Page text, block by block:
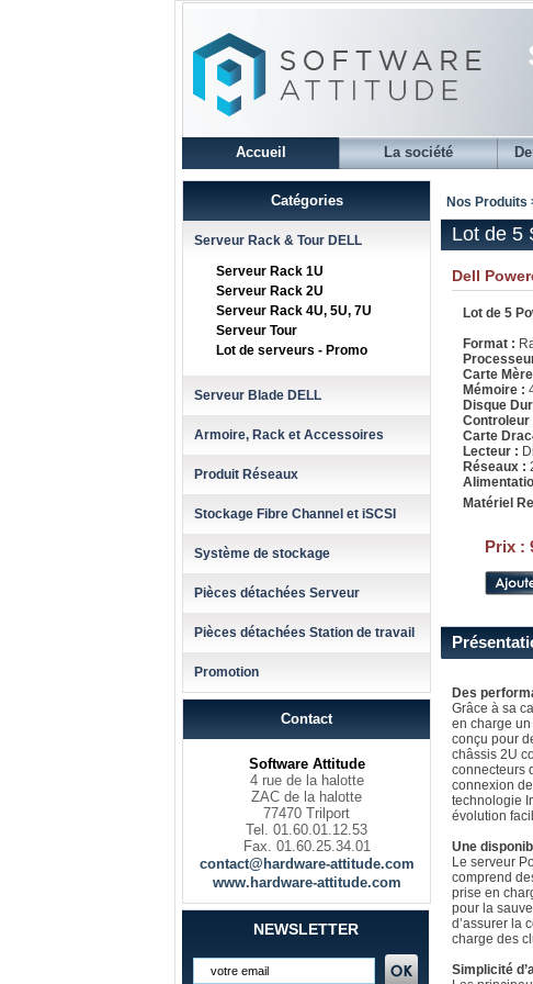
Accueil La société
Catégories
Serveur Rack & Tour DELL
Serveur Rack 1U
Serveur Rack 2U
Serveur Rack 4U, 5U, 7U
Serveur Tour
Lot de serveurs - Promo
Serveur Blade DELL
Armoire, Rack et Accessoires
Produit Réseaux
Stockage Fibre Channel et iSCSI
Système de stockage
Pièces détachées Serveur
Pièces détachées Station de travail
Promotion
Contact
Software Attitude
4 rue de la halotte
ZAC de la halotte
77470 Trilport
Tel. 01.60.01.12.53
Fax. 01.60.25.34.01
contact@hardware-attitude.com
www.hardware-attitude.com
NEWSLETTER
Nos Produits
Lot de 5
Dell
Lot de 5
Format :
Carte
Mémoire :
Disque
Controleur
Carte
Lecteur :
Réseaux :
Matériel
Prix :
Des
Grâce à sa
en charge un
conçu pour
châssis 2U
connecteurs
connexion
technologie
évolution
Une
Le serveur
comprend
prise en
pour la
d’assurer la
charge des
Simplicité